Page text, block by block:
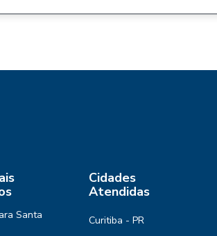
Santa
Cidades
Atendidas
Curitiba - PR